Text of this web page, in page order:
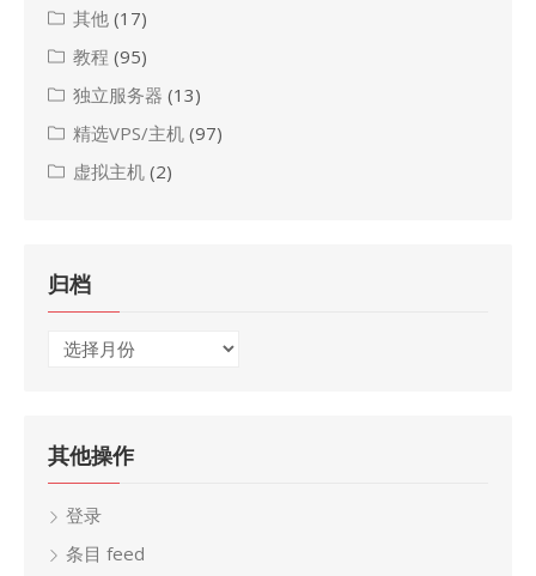
其他 (17)
教程 (95)
独立服务器 (13)
精选VPS/主机 (97)
虚拟主机 (2)
归档
归
其他操作
登录
条目 feed